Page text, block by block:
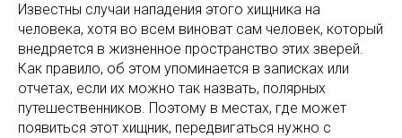
Известны случаи нападения этого хищника на
человека, хотя во всем виноват сам человек, который
внедряется в жизненное пространство этих зверей.
Как правило, об этом упоминается в записках или
отчетах, если их можно так назвать, полярных
путешественников. Поэтому в местах, где может
появиться этот хищник, передвигаться нужно с